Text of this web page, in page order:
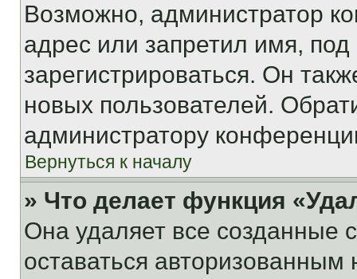
Возможно, администратор
адрес или запретил имя,
зарегистрироваться. Он
новых пользователей.
администратору
Вернуться к началу
» Что делает функция
Она удаляет все созданные
оставаться